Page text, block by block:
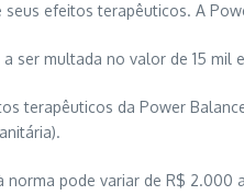
efeitos terapêuticos. A
ser multada no valor de 15
terapêuticos da Power
pode variar de R$ 2.000